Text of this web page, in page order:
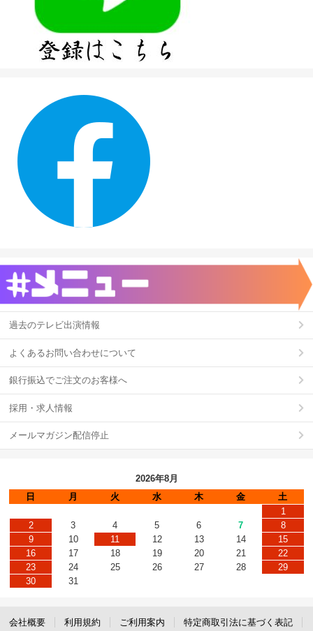
過去のテレビ出演情報
よくあるお問い合わせについて
銀行振込でご注文のお客様へ
採用・求人情報
メールマガジン配信停止
2026年8月
日
月 火 水 木 金
土
1
2
3 4 5 6 7
8
9
10 11 12 13 14
15
16
17 18 19 20 21
22
23
24 25 26 27 28
29
30
31
会社概要 利用規約 ご利用案内 特定商取引法に基づく表記